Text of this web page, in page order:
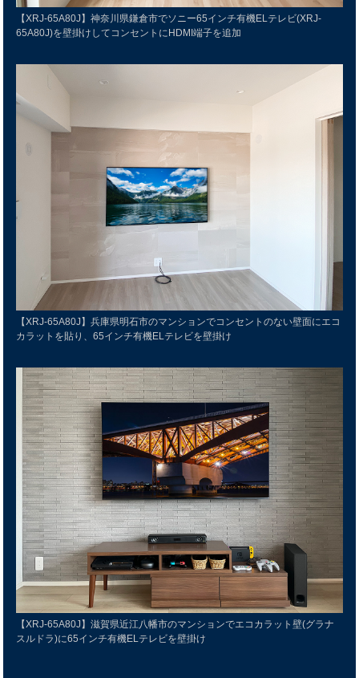
【XRJ-65A80J】神奈川県鎌倉市でソニー65インチ有機ELテレビ(XRJ-
65A80J)を壁掛けしてコンセントにHDMI端子を追加
【XRJ-65A80J】兵庫県明石市のマンションでコンセントのない壁面にエコ
カラットを貼り、65インチ有機ELテレビを壁掛け
【XRJ-65A80J】滋賀県近江八幡市のマンションでエコカラット壁(グラナ
スルドラ)に65インチ有機ELテレビを壁掛け